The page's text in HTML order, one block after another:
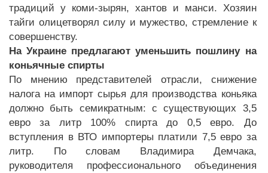
традиций у коми-зырян, хантов и манси. Хозяин
тайги олицетворял силу и мужество, стремление к
совершенству.
На Украине предлагают уменьшить пошлину на
коньячные спирты
По мнению представителей отрасли, снижение
налога на импорт сырья для производства коньяка
должно быть семикратным: с существующих 3,5
евро за литр 100% спирта до 0,5 евро. До
вступления в ВТО импортеры платили 7,5 евро за
литр. По словам Владимира Демчака,
руководителя профессионального объединения